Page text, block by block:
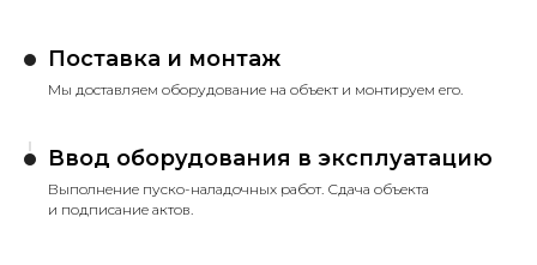
Поставка и монтаж
Мы доставляем оборудование на объект и монтируем его.
Ввод оборудования в эксплуатацию
Выполнение пуско-наладочных работ. Сдача объекта
и подписание актов.